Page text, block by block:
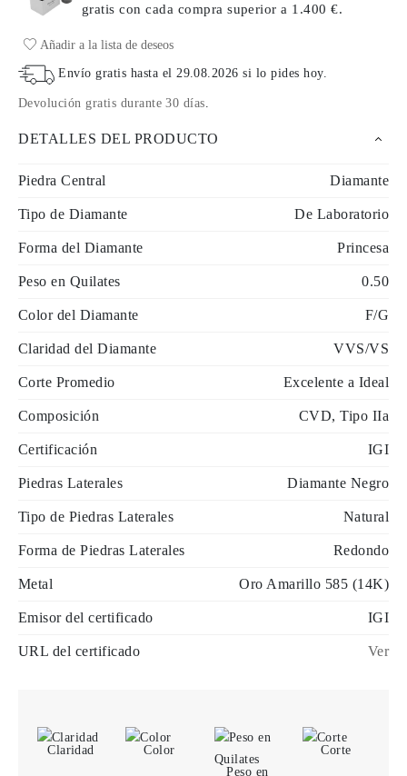
gratis con cada comprasuperior a 1.400 €.
Añadir a la lista de deseos
Envío gratis hasta el 29.08.2026 si lo pides hoy.
Devolución gratis durante 30 días
DETALLES DEL PRODUCTO
Piedra Central Diamante
Tipo de Diamante De Laboratorio
Forma del Diamante Princesa
Peso en Quilates 0.50
Color del Diamante F/G
Claridad del Diamante VVS/VS
Corte Promedio Excelente a Ideal
Composición CVD, Tipo IIa
Certificación IGI
Piedras Laterales Diamante Negro
Tipo de Piedras Laterales Natural
Forma de Piedras Laterales Redondo
Metal Oro Amarillo 585 (14K)
Emisor del certificado IGI
URL del certificado Ver
Claridad
Color
Peso en
Corte